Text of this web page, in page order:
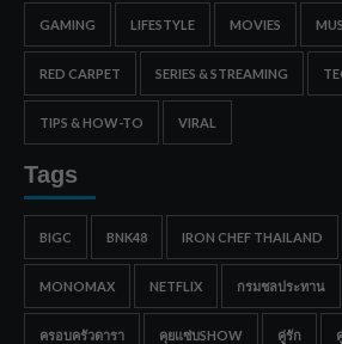
GAMING LIFESTYLE MOVIES
RED CARPET SERIES & STREAMING
TIPS & HOW-TO VIRAL
Tags
BIGC BNK48 IRON CHEF THAILAND
MONOMAX NETFLIX กรมชลประทาน
ครอบครัวดารา คุยแซ่บSHOW คู่รัก